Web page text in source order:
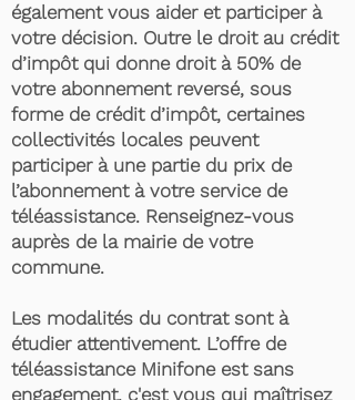
également vous aider et participer à
votre décision. Outre le droit au crédit
d’impôt qui donne droit à 50% de
votre abonnement reversé, sous
forme de crédit d’impôt, certaines
collectivités locales peuvent
participer à une partie du prix de
l’abonnement à votre service de
téléassistance. Renseignez-vous
auprès de la mairie de votre
commune.
Les modalités du contrat sont à
étudier attentivement. L’offre de
téléassistance Minifone est sans
engagement, c'est vous qui maîtrisez